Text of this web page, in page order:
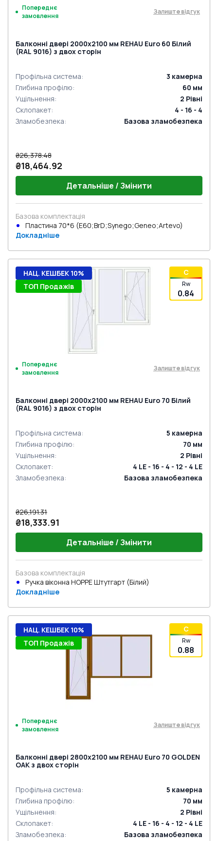
Попереднє
замовлення
Залиште відгук
Балконні двері 2000x2100 мм REHAU Euro 60 Білий
(RAL 9016) з двох сторін
Профільна система: 3 камерна
Глибина профілю: 60 мм
Ущільнення: 2 Рівні
Склопакет:
4 - 16 - 4
Зламобезпека: Базова зламобезпека
₴26,378.48
₴18,464.92
Детальніше / Змінити
Базова комплектація
Пластина 70*6 (E60;BrD;Synego;Geneo;Artevo)
Докладніше
C
Rw
0.84
НАЦ. КЕШБЕК 10%
ТОП Продажів
Попереднє
замовлення
Залиште відгук
Балконні двері 2000x2100 мм REHAU Euro 70 Білий
(RAL 9016) з двох сторін
Профільна система: 5 камерна
Глибина профілю: 70 мм
Ущільнення: 2 Рівні
Склопакет:
4 LE - 16 - 4 - 12 - 4 LE
Зламобезпека: Базова зламобезпека
₴26,191.31
₴18,333.91
Детальніше / Змінити
Базова комплектація
Ручка віконна HOPPE Штутгарт (Білий)
Докладніше
C
Rw
0.88
НАЦ. КЕШБЕК 10%
ТОП Продажів
Попереднє
замовлення
Залиште відгук
Балконні двері 2800x2100 мм REHAU Euro 70 GOLDEN
OAK з двох сторін
Профільна система: 5 камерна
Глибина профілю: 70 мм
Ущільнення: 2 Рівні
Склопакет:
4 LE - 16 - 4 - 12 - 4 LE
Зламобезпека: Базова зламобезпека